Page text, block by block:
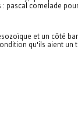
pascal comelade
et un côté
qu'ils aient un